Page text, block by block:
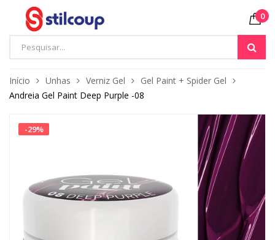
0
Início Unhas Verniz Gel
Gel Paint + Spider Gel
Andreia Gel Paint Deep Purple -08
-29%